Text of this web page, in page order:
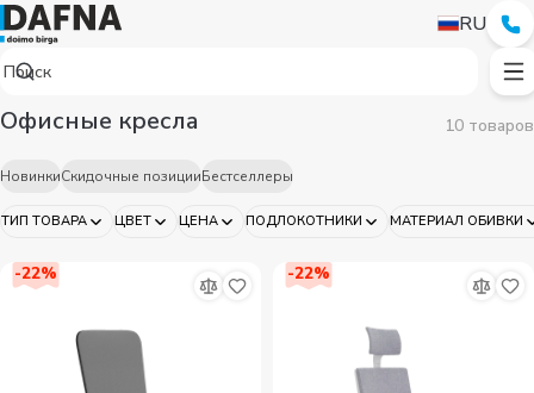
RU
ТИП ТОВАРА ЦВЕТ ЦЕНА ПОДЛОКОТНИКИ МАТЕРИАЛ ОБИВКИ
Офисные кресла 10 товаров
НовинкиСкидочные позицииБестселлеры
-22% -22%